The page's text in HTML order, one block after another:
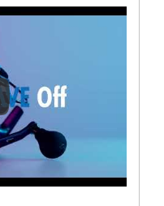
DE SPINNING